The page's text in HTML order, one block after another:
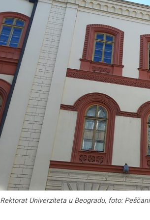
Rektorat Univerziteta u Beogradu, foto: